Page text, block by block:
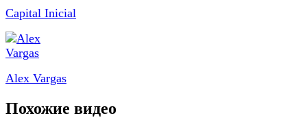
Capital Inicial
Alex Vargas
Похожие видео